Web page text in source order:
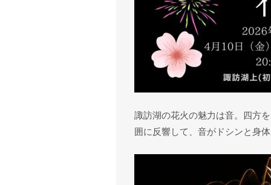
諏訪湖の花火の魅力は音。四方
囲に反響して、音がドシンと身